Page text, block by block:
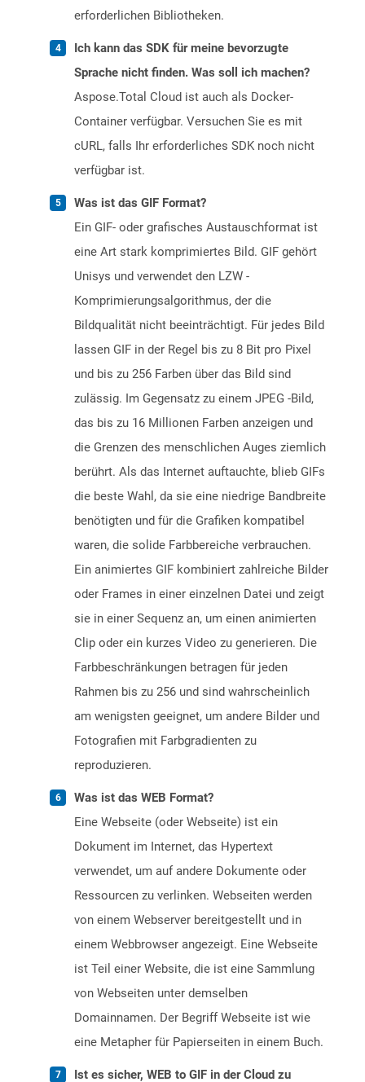
erforderlichen Bibliotheken.
Ich kann das SDK für meine bevorzugte
Sprache nicht finden. Was soll ich machen?
Aspose.Total Cloud ist auch als Docker-
Container verfügbar. Versuchen Sie es mit
cURL, falls Ihr erforderliches SDK noch nicht
verfügbar ist.
Was ist das GIF Format?
Ein GIF- oder grafisches Austauschformat ist
eine Art stark komprimiertes Bild. GIF gehört
Unisys und verwendet den LZW -
Komprimierungsalgorithmus, der die
Bildqualität nicht beeinträchtigt. Für jedes Bild
lassen GIF in der Regel bis zu 8 Bit pro Pixel
und bis zu 256 Farben über das Bild sind
zulässig. Im Gegensatz zu einem JPEG -Bild,
das bis zu 16 Millionen Farben anzeigen und
die Grenzen des menschlichen Auges ziemlich
berührt. Als das Internet auftauchte, blieb GIFs
die beste Wahl, da sie eine niedrige Bandbreite
benötigten und für die Grafiken kompatibel
waren, die solide Farbbereiche verbrauchen.
Ein animiertes GIF kombiniert zahlreiche Bilder
oder Frames in einer einzelnen Datei und zeigt
sie in einer Sequenz an, um einen animierten
Clip oder ein kurzes Video zu generieren. Die
Farbbeschränkungen betragen für jeden
Rahmen bis zu 256 und sind wahrscheinlich
am wenigsten geeignet, um andere Bilder und
Fotografien mit Farbgradienten zu
reproduzieren.
Was ist das WEB Format?
Eine Webseite (oder Webseite) ist ein
Dokument im Internet, das Hypertext
verwendet, um auf andere Dokumente oder
Ressourcen zu verlinken. Webseiten werden
von einem Webserver bereitgestellt und in
einem Webbrowser angezeigt. Eine Webseite
ist Teil einer Website, die ist eine Sammlung
von Webseiten unter demselben
Domainnamen. Der Begriff Webseite ist wie
eine Metapher für Papierseiten in einem Buch.
Ist es sicher, WEB to GIF in der Cloud zu